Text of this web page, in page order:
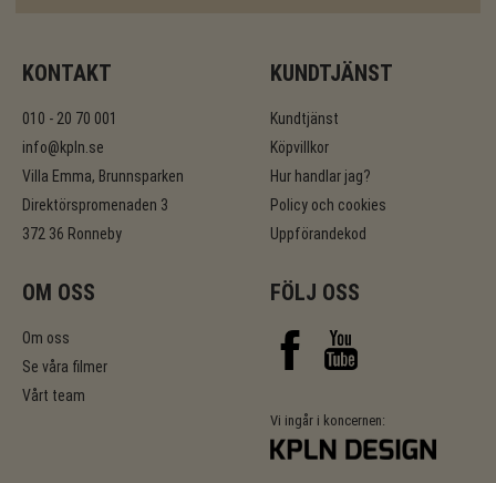
KONTAKT
010 - 20 70 001
info@kpln.se
Villa Emma, Brunnsparken
Direktörspromenaden 3
372 36 Ronneby
KUNDTJÄNST
Kundtjänst
Köpvillkor
Hur handlar jag?
Policy och cookies
Uppförandekod
OM OSS
Om oss
Se våra filmer
Vårt team
FÖLJ OSS
Vi ingår i koncernen: